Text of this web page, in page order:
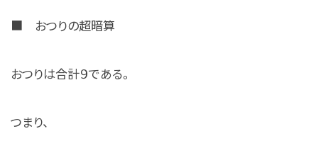
■ おつりの超暗算
おつりは合計９である。
つまり、